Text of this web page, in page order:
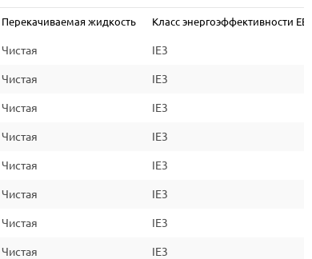
Перекачиваемая жидкость Класс энергоэффективности EEI
Чистая IE3
Чистая IE3
Чистая IE3
Чистая IE3
Чистая IE3
Чистая IE3
Чистая IE3
Чистая IE3